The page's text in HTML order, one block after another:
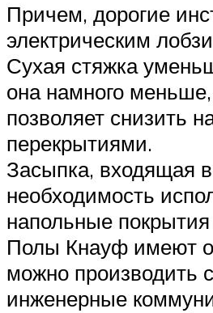
Причем, дорогие
электрическим
Сухая стяжка
она намного
позволяет снизить
перекрытиями.
Засыпка, входящая
необходимость
напольные
Полы Кнауф имеют
можно производить
инженерные